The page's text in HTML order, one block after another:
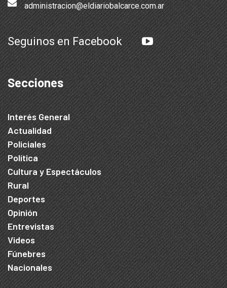
administracion@eldiariobalcarce.com.ar
Seguinos en Facebook
Secciones
Interés General
Actualidad
Policiales
Política
Cultura y Espectáculos
Rural
Deportes
Opinión
Entrevistas
Videos
Fúnebres
Nacionales